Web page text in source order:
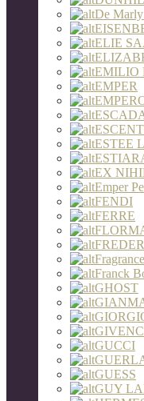
De
ELIE
EMILIO
EMPER
ESTEE
EX
Emper
FENDI
FERRE
Franck
GHOST
GUCCI
GUESS
GUY